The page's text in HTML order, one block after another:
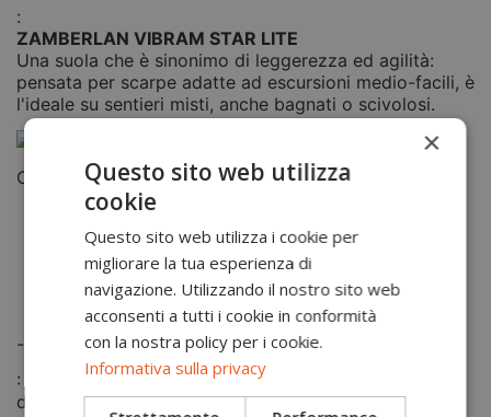
:
ZAMBERLAN VIBRAM STAR LITE
Una suola che è sinonimo di leggerezza ed agilità:
pensata per scarpe adatte ad escursioni medio-facili, è
l'ideale su sentieri misti, anche bagnati o scivolosi.
Caratteristiche:
ammortizzazione ed assorbimento degli urti.
Design con tappi multi-direzionali e profondi per
trazione senza paragoni.
Tacco pronunciato per una frenata sicura.
-
: Modello prodotto in Italia, nello stabilimento ai piedi
delle piccole Dolomiti
×
Questo sito web utilizza
cookie
Questo sito web utilizza i cookie per
migliorare la tua esperienza di
navigazione. Utilizzando il nostro sito web
acconsenti a tutti i cookie in conformità
con la nostra policy per i cookie.
Informativa sulla privacy